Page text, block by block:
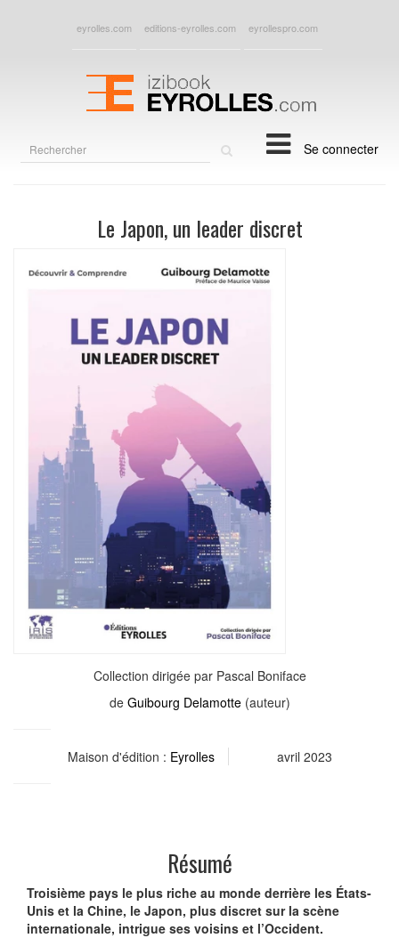
eyrolles.com editions-eyrolles.com eyrollespro.com
Se connecter
Le Japon, un leader discret
Collection dirigée par Pascal Boniface
de Guibourg Delamotte(auteur)
Maison d'édition : Eyrolles avril 2023
Résumé
Troisième pays le plus riche au monde derrière les États-
Unis et la Chine, le Japon, plus discret sur la scène
internationale, intrigue ses voisins et l’Occident.